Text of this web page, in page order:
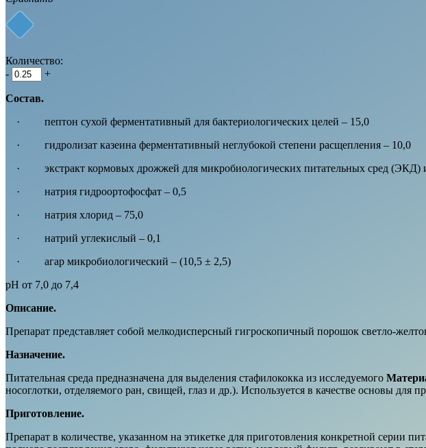
Количество:
-
+
Состав.
· пептон сухой ферментативный для бактериологических целей – 15,0
· гидролизат казеина ферментативный неглубокой степени расщепления – 10,0
· экстракт кормовых дрожжей для микробиологических питательных сред (ЭКД)
· натрия гидроортофосфат – 0,5
· натрия хлорид – 75,0
· натрий углекислый – 0,1
· агар микробиологический – (10,5 ± 2,5)
pH от 7,0 до 7,4
Описание.
Препарат представляет собой мелкодисперсный гигроскопичный порошок светло-
Назначение.
Питательная среда предназначена для выделения стафилококка из исследуемого
носоглотки, отделяемого ран, свищей, глаз и др.). Используется в качестве основы для
Приготовление.
Препарат в количестве, указанном на этикетке для приготовления конкретной серии